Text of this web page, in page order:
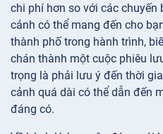
chi phí hơn so với các chuyến
cảnh có thể mang đến cho
thành phố trong hành trình,
chán thành một cuộc phiêu
trọng là phải lưu ý đến thời
cảnh quá dài có thể dẫn đến
đáng có.